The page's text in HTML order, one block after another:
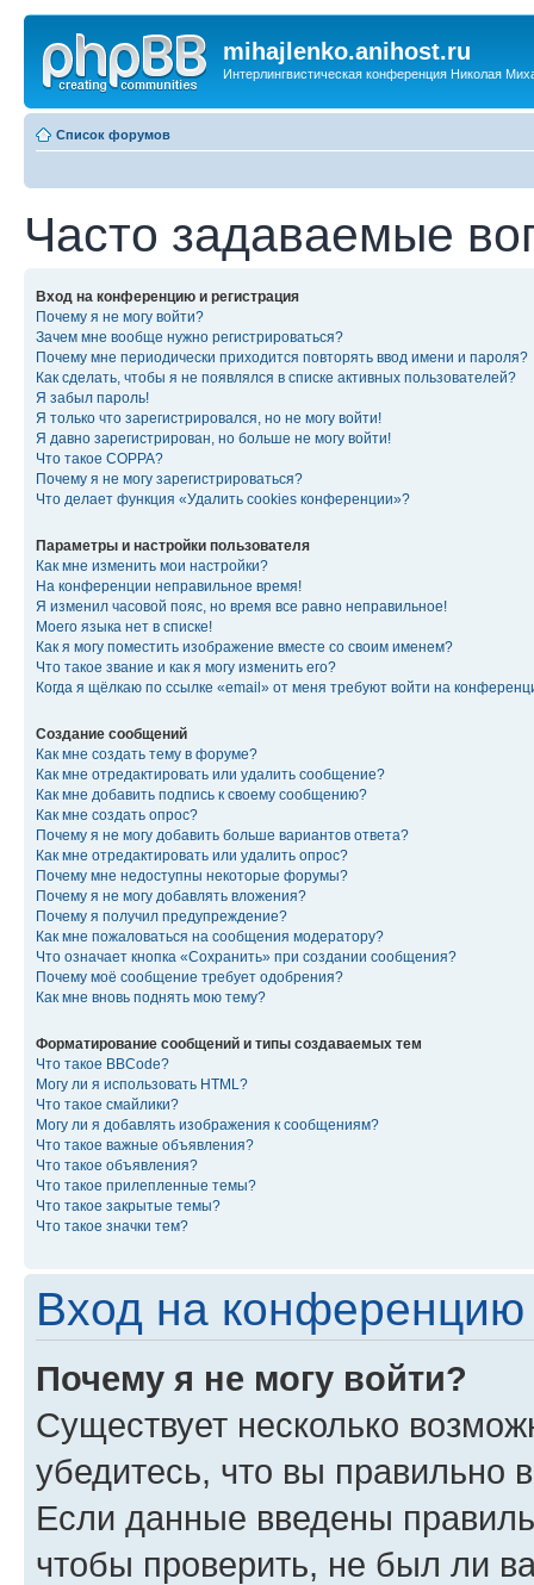
mihajlenko.anihost.ru
Интерлингвистическая конференция Николая
Список форумов
Часто задаваемые
Вход на конференцию и регистрация
Почему я не могу войти?
Зачем мне вообще нужно регистрироваться?
Почему мне периодически приходится повторять ввод имени и пароля?
Как сделать, чтобы я не появлялся в списке активных пользователей?
Я забыл пароль!
Я только что зарегистрировался, но не могу войти!
Я давно зарегистрирован, но больше не могу войти!
Что такое COPPA?
Почему я не могу зарегистрироваться?
Что делает функция «Удалить cookies конференции»?
Параметры и настройки пользователя
Как мне изменить мои настройки?
На конференции неправильное время!
Я изменил часовой пояс, но время все равно неправильное!
Моего языка нет в списке!
Как я могу поместить изображение вместе со своим именем?
Что такое звание и как я могу изменить его?
Когда я щёлкаю по ссылке «email» от меня требуют войти на
Создание сообщений
Как мне создать тему в форуме?
Как мне отредактировать или удалить сообщение?
Как мне добавить подпись к своему сообщению?
Как мне создать опрос?
Почему я не могу добавить больше вариантов ответа?
Как мне отредактировать или удалить опрос?
Почему мне недоступны некоторые форумы?
Почему я не могу добавлять вложения?
Почему я получил предупреждение?
Как мне пожаловаться на сообщения модератору?
Что означает кнопка «Сохранить» при создании сообщения?
Почему моё сообщение требует одобрения?
Как мне вновь поднять мою тему?
Форматирование сообщений и типы создаваемых тем
Что такое BBCode?
Могу ли я использовать HTML?
Что такое смайлики?
Могу ли я добавлять изображения к сообщениям?
Что такое важные объявления?
Что такое объявления?
Что такое прилепленные темы?
Что такое закрытые темы?
Что такое значки тем?
Вход на конференцию
Почему я не могу войти?
Существует несколько
убедитесь, что вы правильно
Если данные введены
чтобы проверить, не был ли